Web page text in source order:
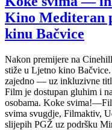
svima
nastavljaju
inkluzivnu
turneju
Hvaru”
Kino Mediteran
kinu Bačvice
Nakon premijere na
stiže u Ljetno kino
zajedno — uz inkluzivne
Film je dostupan gluhim i
osobama. Koke
svima svugdje, Filmaktiv,
slijepih PGŽ uz podršku